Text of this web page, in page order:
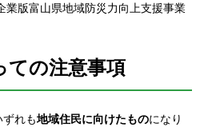
業版富山県地域防災力向上支援事業
ての注意事項
れも地域住民に向けたものになり